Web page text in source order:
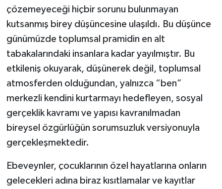
çözemeyeceği hiçbir sorunu bulunmayan
kutsanmış birey düşüncesine ulaşıldı. Bu düşünce
günümüzde toplumsal pramidin en alt
tabakalarındaki insanlara kadar yayılmıştır. Bu
etkileniş okuyarak, düşünerek değil, toplumsal
atmosferden olduğundan, yalnızca “ben”
merkezli kendini kurtarmayı hedefleyen, sosyal
gerçeklik kavramı ve yapısı kavranılmadan
bireysel özgürlüğün sorumsuzluk versiyonuyla
gerçekleşmektedir.
Ebeveynler, çocuklarının özel hayatlarına onların
gelecekleri adına biraz kısıtlamalar ve kayıtlar